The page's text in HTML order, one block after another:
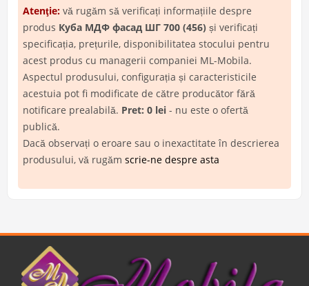
Atenţie: vă rugăm să verificați informațiile despre
produs Куба МДФ фасад ШГ 700 (456) și verificați
specificația, prețurile, disponibilitatea stocului pentru
acest produs cu managerii companiei ML-Mobila.
Aspectul produsului, configurația și caracteristicile
acestuia pot fi modificate de către producător fără
notificare prealabilă. Pret: 0 lei - nu este o ofertă
publică.
Dacă observați o eroare sau o inexactitate în descrierea
produsului, vă rugăm scrie-ne despre asta